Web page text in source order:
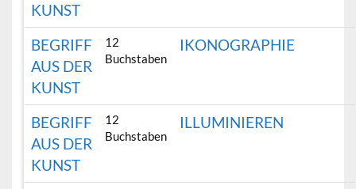
KUNST
BEGRIFF
AUS DER
KUNST
12
Buchstaben
IKONOGRAPHIE
BEGRIFF
AUS DER
KUNST
12
Buchstaben
ILLUMINIEREN